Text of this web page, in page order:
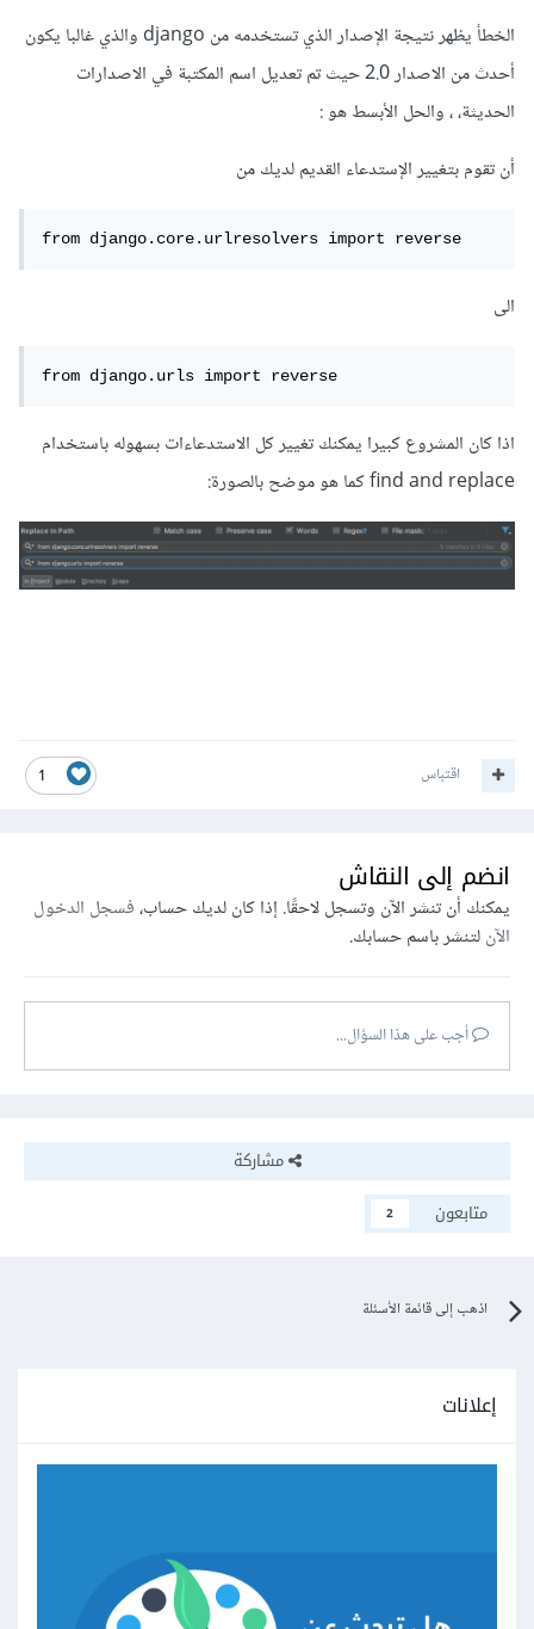
الخطأ يظهر نتيجة الإصدار الذي تستخدمه من django والذي غالبا يكون
أحدث من الاصدار 2.0 حيث تم تعديل اسم المكتبة في الاصدارات
الحديثة، ، والحل الأبسط هو :
أن تقوم بتغيير الإستدعاء القديم لديك من
from django.core.urlresolvers import reverse
الى
from django.urls import reverse
اذا كان المشروع كبيرا يمكنك تغيير كل الاستدعاءات بسهوله باستخدام
find and replace كما هو موضح بالصورة:
1 اقتباس
انضم إلى النقاش
يمكنك أن تنشر الآن وتسجل لاحقًا. إذا كان لديك حساب،فسجل الدخول
الآنلتنشر باسم حسابك.
أجب على هذا السؤال...
مشاركة
متابعون
2
اذهب إلى قائمة الأسئلة
إعلانات